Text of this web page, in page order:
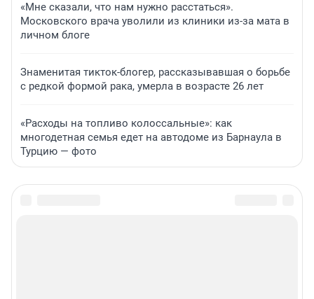
«Мне сказали, что нам нужно расстаться».
Московского врача уволили из клиники из-за мата в
личном блоге
Знаменитая тикток-блогер, рассказывавшая о борьбе
с редкой формой рака, умерла в возрасте 26 лет
«Расходы на топливо колоссальные»: как
многодетная семья едет на автодоме из Барнаула в
Турцию — фото